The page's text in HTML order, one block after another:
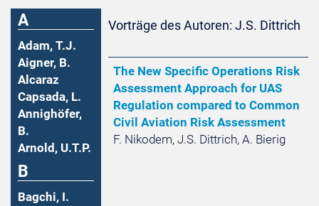
A
Adam, T.J.
Aigner, B.
Alcaraz
Capsada, L.
Annighöfer,
B.
Arnold, U.T.P.
B
Bagchi, I.
Vorträge des Autoren: J.S. Dittrich
The New Specific Operations Risk
Assessment Approach for UAS
Regulation compared to Common
Civil Aviation Risk Assessment
F. Nikodem, J.S. Dittrich, A. Bierig